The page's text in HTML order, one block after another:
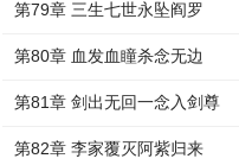
第79章 三生七世永坠阎罗
第80章 血发血瞳杀念无边
第81章 剑出无回一念入剑尊
第82章 李家覆灭阿紫归来